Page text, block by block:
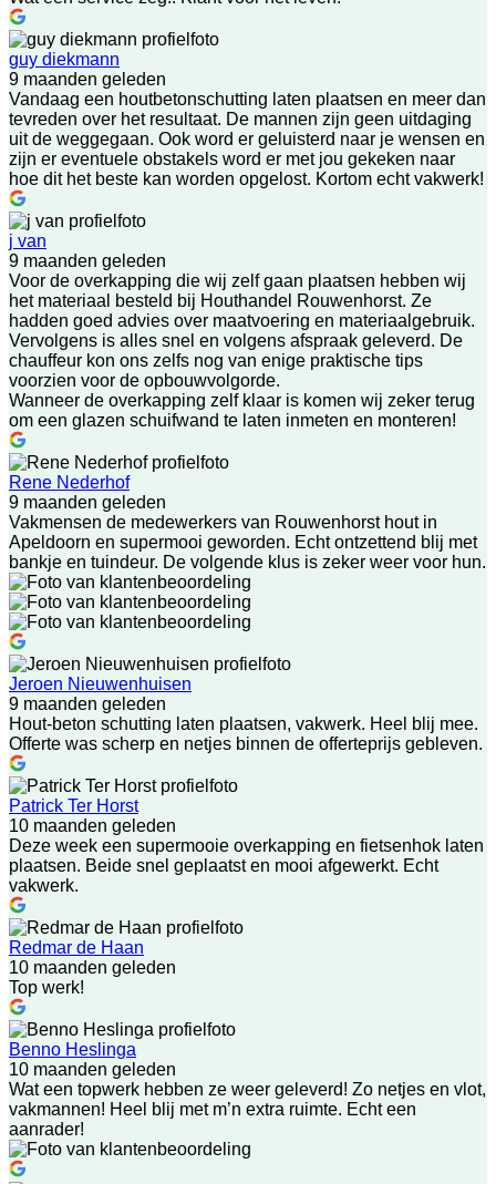
guy diekmann
9 maanden geleden
Vandaag een houtbetonschutting laten plaatsen en meer dan
tevreden over het resultaat. De mannen zijn geen uitdaging
uit de weggegaan. Ook word er geluisterd naar je wensen en
zijn er eventuele obstakels word er met jou gekeken naar
hoe dit het beste kan worden opgelost. Kortom echt vakwerk!
j van
9 maanden geleden
Voor de overkapping die wij zelf gaan plaatsen hebben wij
het materiaal besteld bij Houthandel Rouwenhorst. Ze
hadden goed advies over maatvoering en materiaalgebruik.
Vervolgens is alles snel en volgens afspraak geleverd. De
chauffeur kon ons zelfs nog van enige praktische tips
voorzien voor de opbouwvolgorde.
Wanneer de overkapping zelf klaar is komen wij zeker terug
om een glazen schuifwand te laten inmeten en monteren!
Rene Nederhof
9 maanden geleden
Vakmensen de medewerkers van Rouwenhorst hout in
Apeldoorn en supermooi geworden. Echt ontzettend blij met
bankje en tuindeur. De volgende klus is zeker weer voor hun.
Jeroen Nieuwenhuisen
9 maanden geleden
Hout-beton schutting laten plaatsen, vakwerk. Heel blij mee.
Offerte was scherp en netjes binnen de offerteprijs gebleven.
Patrick Ter Horst
10 maanden geleden
Deze week een supermooie overkapping en fietsenhok laten
plaatsen. Beide snel geplaatst en mooi afgewerkt. Echt
vakwerk.
Redmar de Haan
10 maanden geleden
Top werk!
Benno Heslinga
10 maanden geleden
Wat een topwerk hebben ze weer geleverd! Zo netjes en vlot,
vakmannen! Heel blij met m’n extra ruimte. Echt een
aanrader!